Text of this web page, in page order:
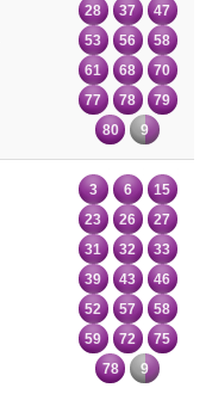
28
37
47
53
56
58
61
68
70
77
78
79
80
9
3 6
15
23
26
27
31
32
33
39
43
46
52
57
58
59
72
75
78
9